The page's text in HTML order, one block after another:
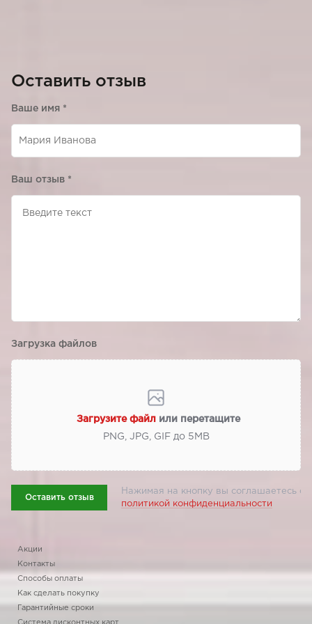
Оставить отзыв
Ваше имя *
Ваш отзыв *
Загрузка файлов
Загрузите файл или перетащите
PNG, JPG, GIF до 5МВ
Оставить отзыв
Нажимая на кнопку вы соглашаетесь с
политикой конфиденциальности
Акции
Контакты
Способы оплаты
Как сделать покупку
Гарантийные сроки